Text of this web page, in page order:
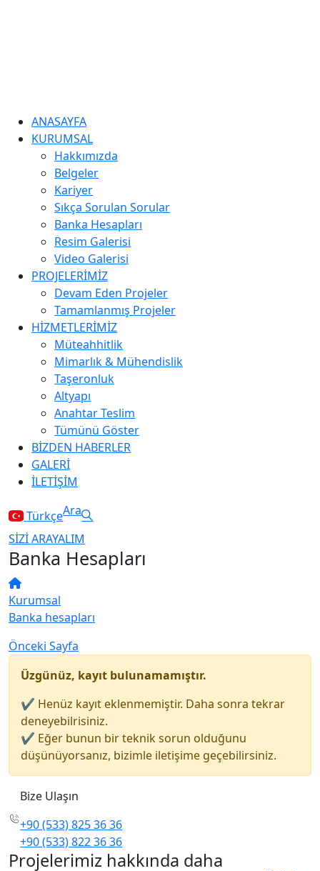
ANASAYFA
KURUMSAL
Hakkımızda
Belgeler
Kariyer
Sıkça Sorulan Sorular
Banka Hesapları
Resim Galerisi
Video Galerisi
PROJELERİMİZ
Devam Eden Projeler
Tamamlanmış Projeler
HİZMETLERİMİZ
Müteahhitlik
Mimarlık & Mühendislik
Taşeronluk
Altyapı
Anahtar Teslim
Tümünü Göster
BİZDEN HABERLER
GALERİ
İLETİŞİM
TürkçeAra
SİZİ ARAYALIM
Banka Hesapları
Kurumsal
Banka hesapları
Önceki Sayfa
Üzgünüz, kayıt bulunamamıştır.
✔ Henüz kayıt eklenmemiştir. Daha sonra tekrar
deneyebilrisiniz.
✔ Eğer bunun bir teknik sorun olduğunu
düşünüyorsanız, bizimle iletişime geçebilirsiniz.
Bize Ulaşın
+90 (533) 825 36 36
+90 (533) 822 36 36
Projelerimiz hakkında daha